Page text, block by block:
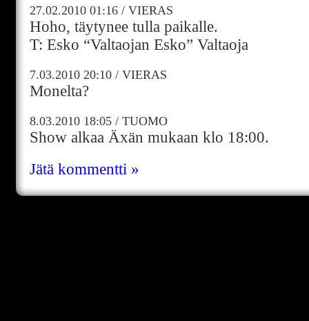
27.02.2010 01:16 / VIERAS
Hoho, täytynee tulla paikalle.
T: Esko “Valtaojan Esko” Valtaoja
7.03.2010 20:10 / VIERAS
Monelta?
8.03.2010 18:05 / TUOMO
Show alkaa Äxän mukaan klo 18:00.
Jätä kommentti »